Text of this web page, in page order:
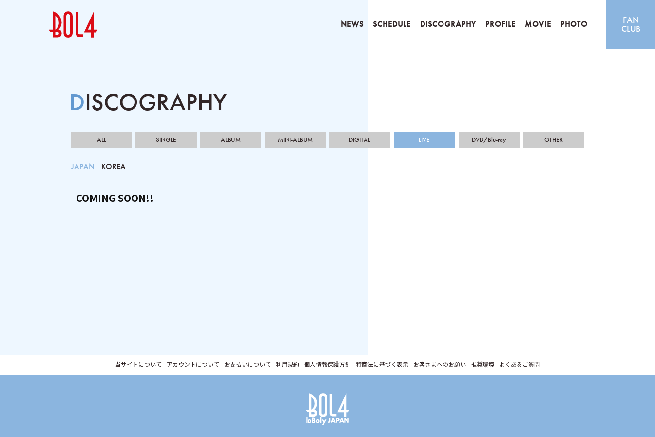
NEWS SCHEDULE DISCOGRAPHY PROFILE MOVIE PHOTO
FAN
CLUB
DISCOGRAPHY
ALL SINGLE ALBUM MINI-ALBUM DIGITAL LIVE DVD/Blu-ray OTHER
JAPAN KOREA
COMING SOON!!
当サイトについて アカウントについて お支払いについて 利用規約 個人情報保護方針 特商法に基づく表示 お客さまへのお願い 推奨環境 よくあるご質問